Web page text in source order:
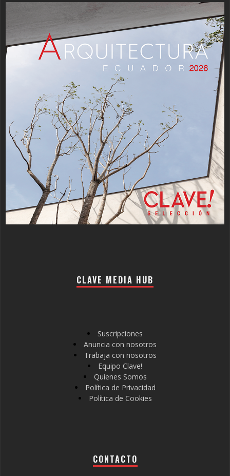
CLAVE MEDIA HUB
Suscripciones
Anuncia con nosotros
Trabaja con nosotros
Equipo Clave!
Quienes Somos
Política de Privacidad
Política de Cookies
CONTACTO